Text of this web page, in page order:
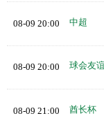
08-09 20:00 中超
08-09 20:00 球会友
08-09 21:00 酋长杯